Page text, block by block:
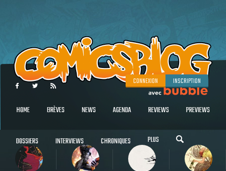
CONNEXION INSCRIPTION
HOME BRÈVES NEWS AGENDA REVIEWS PREVIEWS
DOSSIERS INTERVIEWS CHRONIQUES PLUS